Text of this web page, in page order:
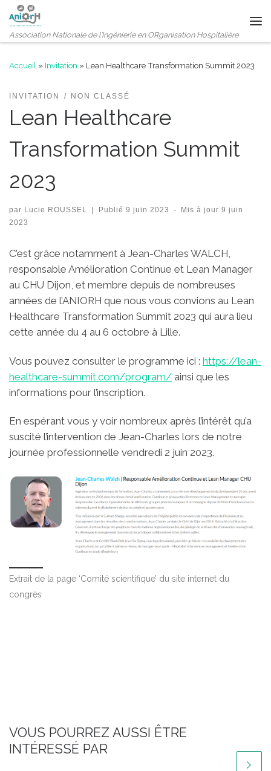
Passer au contenu
Association Nationale de l'Ingénierie en ORganisation Hospitalière
Accueil » Invitation » Lean Healthcare Transformation Summit 2023
INVITATION NON CLASSÉ
Lean Healthcare
Transformation Summit
2023
par Lucie ROUSSEL Publié 9 juin 2023 - Mis à jour9 juin
2023
C’est grâce notamment à Jean-Charles WALCH,
responsable Amélioration Continue et Lean Manager
au CHU Dijon, et membre depuis de nombreuses
années de l’ANIORH que nous vous convions au Lean
Healthcare Transformation Summit 2023 qui aura lieu
cette année du 4 au 6 octobre à Lille.
Vous pouvez consulter le programme ici : https://lean-
healthcare-summit.com/program/ ainsi que les
informations pour l’inscription.
En espérant vous y voir nombreux après l’intérêt qu’a
suscité l’intervention de Jean-Charles lors de notre
journée professionnelle vendredi 2 juin 2023.
Extrait de la page ‘Comité scientifique’ du site internet du
congrès
VOUS POURREZ AUSSI ÊTRE
INTÉRESSÉ PAR